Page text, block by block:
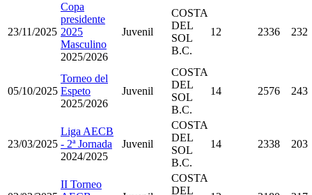
23/11/2025
Copa
presidente
2025
Masculino
2025/2026
Juvenil
COSTA
DEL
SOL
B.C.
12 2336 232
05/10/2025
Torneo del
Espeto
2025/2026
Juvenil
COSTA
DEL
SOL
B.C.
14 2576 243
23/03/2025
Liga AECB
- 2ª Jornada
2024/2025
Juvenil
COSTA
DEL
SOL
B.C.
14 2338 203
II Torneo
COSTA
DEL